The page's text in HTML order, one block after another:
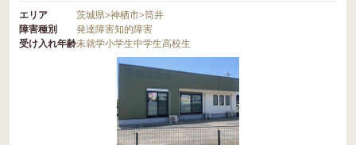
エリア 茨城県>神栖市>筒井
障害種別
発達障害知的障害
受け入れ年齢未就学小学生中学生高校生